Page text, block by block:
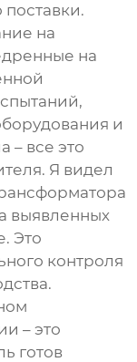
на
на
и
– все это
Я видел
выявленных
Это
контроля
– это
готов